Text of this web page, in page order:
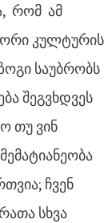
რომ ამ
ორი კულტურის
საუბრობს
შეგვხდვეს
თუ ვინ
ჩვენ
სხვა